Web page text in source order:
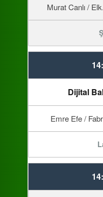
Murat Canlı /
Dijital
Emre Efe /